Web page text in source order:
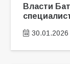
Власти
30.01.2026